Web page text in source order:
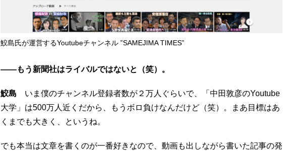
鮫島氏が運営するYoutubeチャンネル ”SAMEJIMA TIMES”
――もう新聞社はライバルではないと（笑）。
鮫島 いま僕のチャンネル登録者数が２万人ぐらいで、「中田敦彦のYoutube
大学」は500万人近くだから、もうボロ負けなんだけど（笑）。まあ目標はあ
くまでも大きく、というね。
でも本当は文章を書くのが一番好きなので、動画も出しながら書いた記事の発